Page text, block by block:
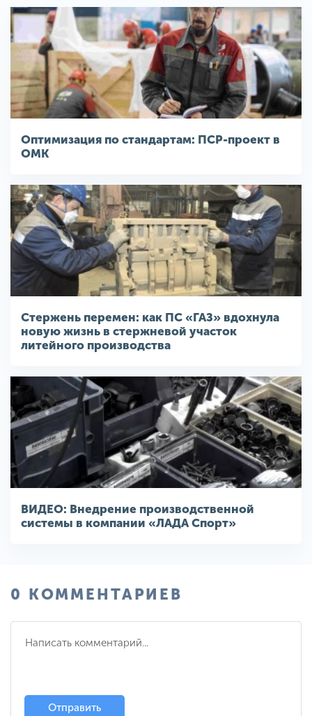
Оптимизация по стандартам: ПСР-проект в
ОМК
Стержень перемен: как ПС «ГАЗ» вдохнула
новую жизнь в стержневой участок
литейного производства
ВИДЕО: Внедрение производственной
системы в компании «ЛАДА Спорт»
0 КОММЕНТАРИЕВ
Отправить